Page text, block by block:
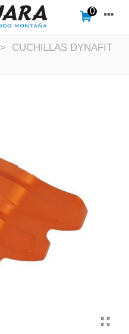
0
>
CUCHILLAS DYNAFIT